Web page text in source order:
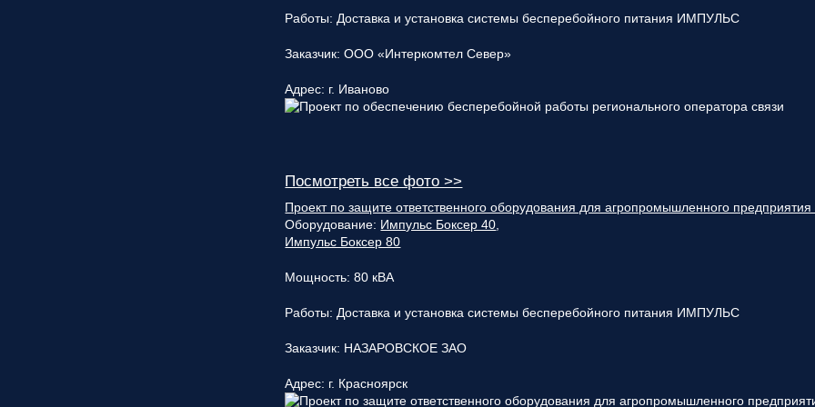
Работы: Доставка и установка системы бесперебойного питания ИМПУЛЬС
Заказчик: ООО «Интеркомтел Север»
Адрес: г. Иваново
Посмотреть все фото >>
Проект по защите ответственного оборудования для агропромышленного предприятия
Оборудование: Импульс Боксер 40
Импульс Боксер 80
Мощность: 80 кВА
Работы: Доставка и установка системы бесперебойного питания ИМПУЛЬС
Заказчик: НАЗАРОВСКОЕ ЗАО
Адрес: г. Красноярск